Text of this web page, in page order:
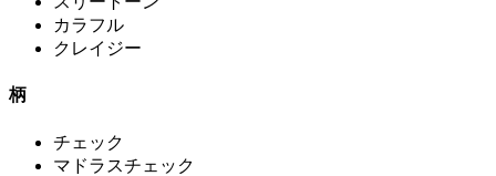
カラフル
クレイジー
柄
チェック
マドラスチェック